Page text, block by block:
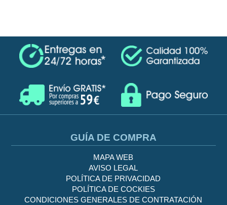
GUÍA DE COMPRA
MAPA WEB
AVISO LEGAL
POLÍTICA DE PRIVACIDAD
POLÍTICA DE COCKIES
CONDICIONES GENERALES DE CONTRATACIÓN